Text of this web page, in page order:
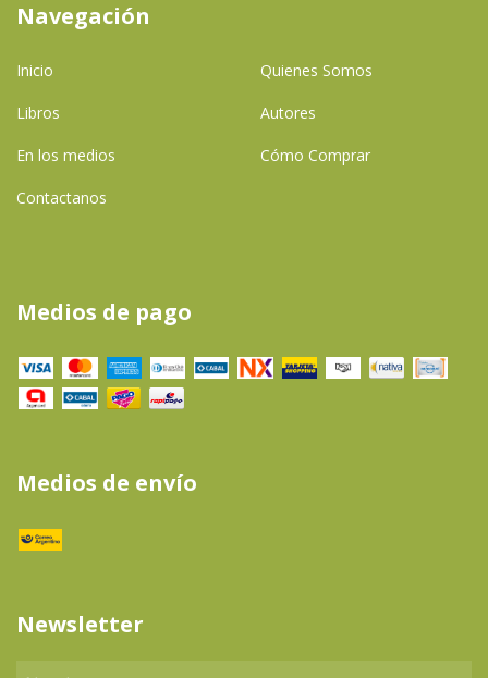
Navegación
Inicio Quienes Somos
Libros Autores
En los medios Cómo Comprar
Contactanos
Medios de pago
Medios de envío
Newsletter